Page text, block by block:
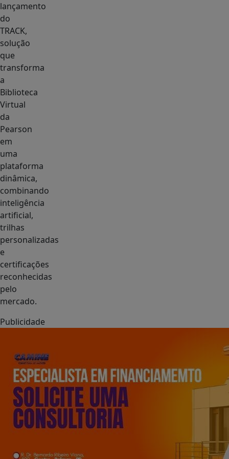
lançamento
do
TRACK,
solução
que
transforma
a
Biblioteca
Virtual
da
Pearson
em
uma
plataforma
dinâmica,
combinando
inteligência
artificial,
trilhas
personalizadas
e
certificações
reconhecidas
pelo
mercado.
Publicidade